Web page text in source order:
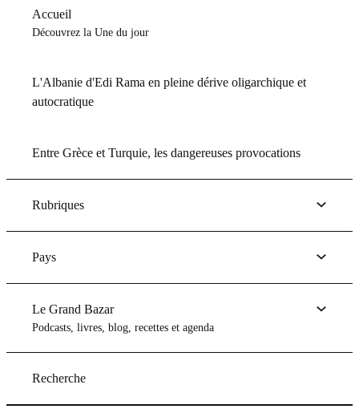
Accueil
Découvrez la Une du jour
L'Albanie d'Edi Rama en pleine dérive oligarchique et
autocratique
Entre Grèce et Turquie, les dangereuses provocations
Rubriques
Pays
Le Grand Bazar
Podcasts, livres, blog, recettes et agenda
Recherche